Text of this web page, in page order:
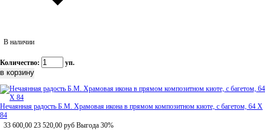
В наличии
Количество: уп.
Нечаянная радость Б.М. Храмовая икона в прямом композитном киоте, с багетом, 64 Х
84
33 600,00 23 520,00 руб Выгода 30%